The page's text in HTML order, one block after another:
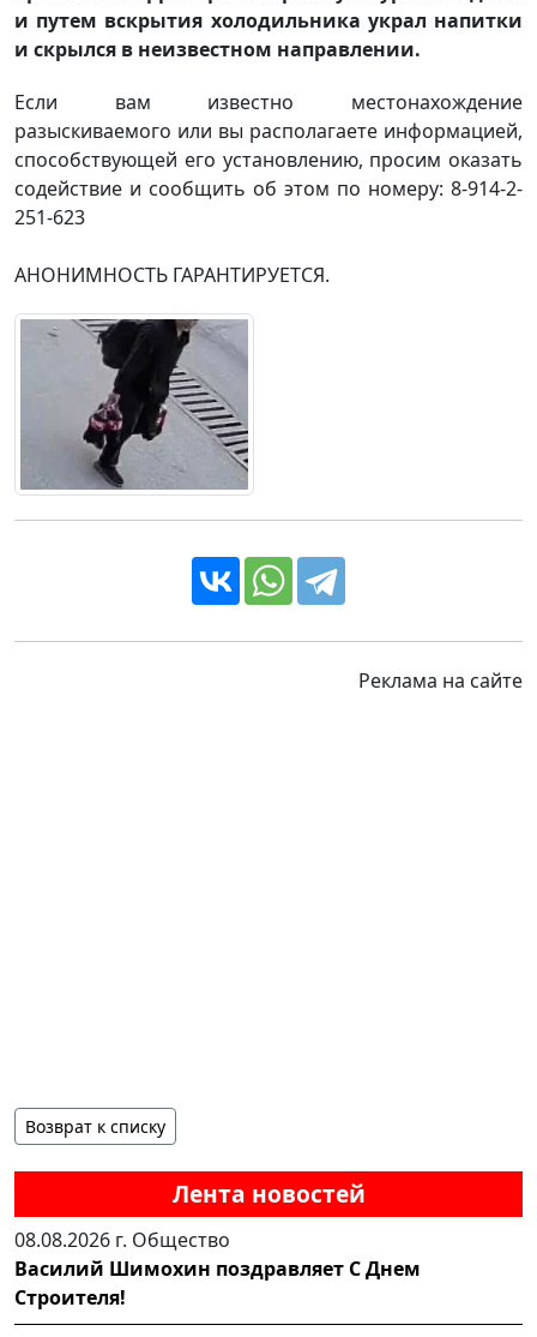
Лента новостей
08.08.2026 г. Общество
Василий Шимохин поздравляет С Днем
Строителя!
и путем вскрытия холодильника украл напитки
и скрылся в неизвестном направлении.
Если вам известно местонахождение
разыскиваемого или вы располагаете информацией,
способствующей его установлению, просим оказать
содействие и сообщить об этом по номеру: 8-914-2-
251-623
АНОНИМНОСТЬ ГАРАНТИРУЕТСЯ.
Реклама на сайте
Возврат к списку